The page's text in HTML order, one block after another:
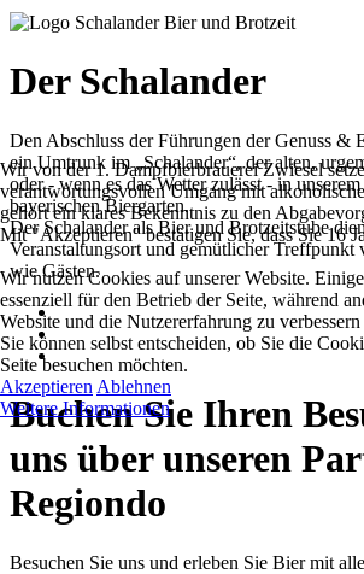
Der Schalander
Den Abschluss der Führungen der Genuss &
ein Umtrunk im „Schalander“, der alten,
oder - wenn es das Wetter zulässt - in
bayerischen Biergarten.
Der Schalander als Bier und Brotzeitstube
Veranstaltungsort und gemütlicher Treffpunkt
wie Gästen.
Buchen Sie Ihren
uns über unseren
Regiondo
Besuchen Sie uns und erleben Sie Bier mit
Wir von der 1. Dampfbierbrauerei Zwiesel
verantwortungsvollen Umgang mit
gehört ein klares Bekenntnis zu den
Mit "Akzeptieren" bestätigen Sie, dass Sie 16
Wir nutzen Cookies auf unserer Website.
essenziell für den Betrieb der Seite, während
Website und die Nutzererfahrung zu
Sie können selbst entscheiden, ob Sie die
Seite besuchen möchten.
Akzeptieren Ablehnen
Weitere Informationen